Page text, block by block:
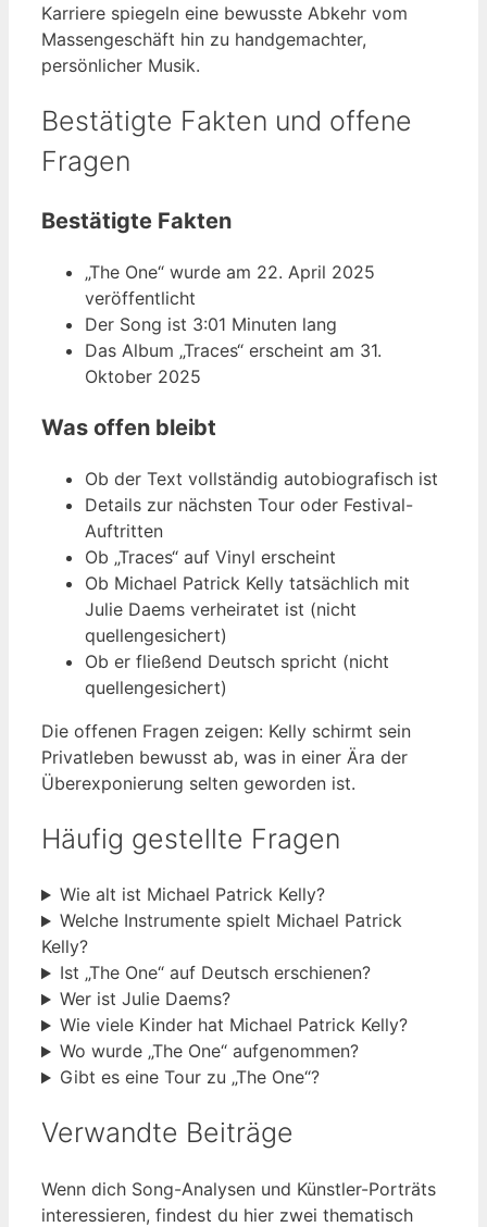
Karriere spiegeln eine bewusste Abkehr vom
Massengeschäft hin zu handgemachter,
persönlicher Musik.
Bestätigte Fakten und offene
Fragen
Bestätigte Fakten
„The One“ wurde am 22. April 2025
veröffentlicht
Der Song ist 3:01 Minuten lang
Das Album „Traces“ erscheint am 31.
Oktober 2025
Was offen bleibt
Ob der Text vollständig autobiografisch ist
Details zur nächsten Tour oder Festival-
Auftritten
Ob „Traces“ auf Vinyl erscheint
Ob Michael Patrick Kelly tatsächlich mit
Julie Daems verheiratet ist (nicht
quellengesichert)
Ob er fließend Deutsch spricht (nicht
quellengesichert)
Die offenen Fragen zeigen: Kelly schirmt sein
Privatleben bewusst ab, was in einer Ära der
Überexponierung selten geworden ist.
Häufig gestellte Fragen
Wie alt ist Michael Patrick Kelly?
Welche Instrumente spielt Michael Patrick
Kelly?
Ist „The One“ auf Deutsch erschienen?
Wer ist Julie Daems?
Wie viele Kinder hat Michael Patrick Kelly?
Wo wurde „The One“ aufgenommen?
Gibt es eine Tour zu „The One“?
Verwandte Beiträge
Wenn dich Song-Analysen und Künstler-Porträts
interessieren, findest du hier zwei thematisch